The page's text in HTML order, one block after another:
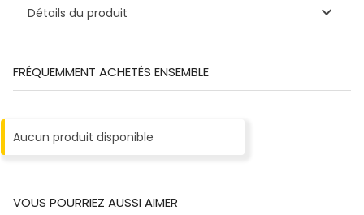
Détails du produit keyboard_arrow_down
FRÉQUEMMENT ACHETÉS ENSEMBLE
Aucun produit disponible
VOUS POURRIEZ AUSSI AIMER